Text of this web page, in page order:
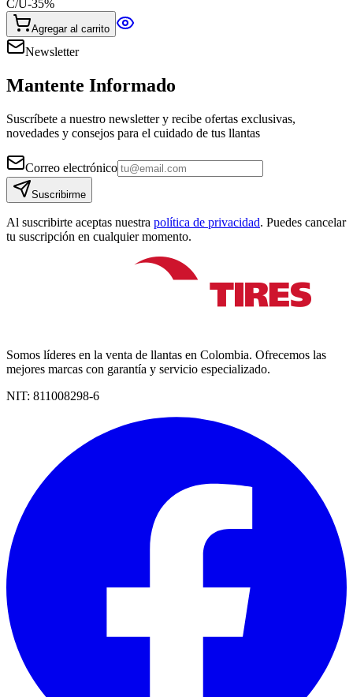
C/U-35%
Agregar al carrito
Newsletter
Mantente Informado
Suscríbete a nuestro newsletter y recibe ofertas exclusivas,
novedades y consejos para el cuidado de tus llantas
Correo electrónico
Suscribirme
Al suscribirte aceptas nuestra política de privacidad. Puedes cancelar
tu suscripción en cualquier momento.
Somos líderes en la venta de llantas en Colombia. Ofrecemos las
mejores marcas con garantía y servicio especializado.
NIT: 811008298-6